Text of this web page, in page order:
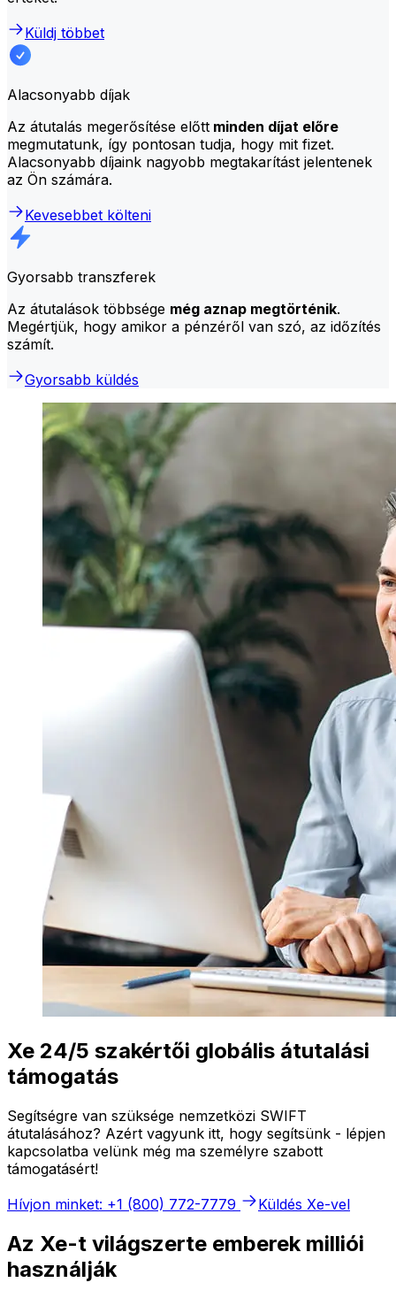
Küldj többet
Alacsonyabb díjak
Az átutalás megerősítése előtt minden díjat előre
megmutatunk, így pontosan tudja, hogy mit fizet.
Alacsonyabb díjaink nagyobb megtakarítást jelentenek
az Ön számára.
Kevesebbet költeni
Gyorsabb transzferek
Az átutalások többsége még aznap megtörténik.
Megértjük, hogy amikor a pénzéről van szó, az időzítés
számít.
Gyorsabb küldés
Xe 24/5 szakértői globális átutalási
támogatás
Segítségre van szüksége nemzetközi SWIFT
átutalásához? Azért vagyunk itt, hogy segítsünk - lépjen
kapcsolatba velünk még ma személyre szabott
támogatásért!
Hívjon minket: +1 (800) 772-7779
Küldés Xe-vel
Az Xe-t világszerte emberek milliói
használják